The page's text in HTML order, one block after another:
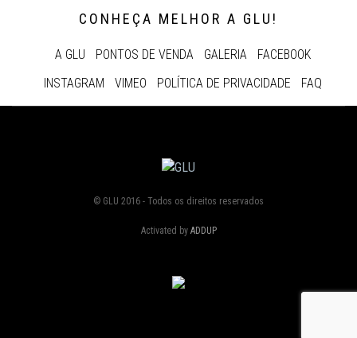
CONHEÇA MELHOR A GLU!
A GLU PONTOS DE VENDA GALERIA
FACEBOOK
INSTAGRAM
VIMEO POLÍTICA DE PRIVACIDADE FAQ
© GLU 2016 - Todos os direitos reservados
Activated by ADDUP